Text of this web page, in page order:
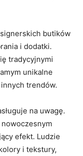
butików
i dodatki.‍
tradycyjnymi
unikalne
trendów.
na‍ uwagę.⁤
efekt. Ludzie
i tekstury,